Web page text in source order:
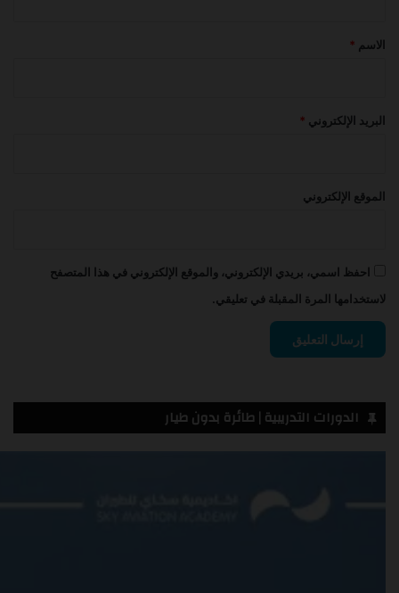
*الاسم *
البريد الإلكتروني *
الموقع الإلكتروني
احفظ اسمي، بريدي الإلكتروني، والموقع الإلكتروني في هذا المتصفح
لاستخدامها المرة المقبلة في تعليقي.
الدورات التدريبية | طائرة بدون طيار